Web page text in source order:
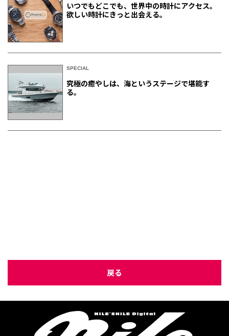
いつでもどこでも、世界中の時計にアクセス。
欲しい時計にきっと出会える。
SPECIAL
究極の癒やしは、海というステージで堪能す
る。
戻る